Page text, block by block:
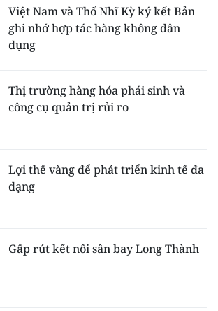
Việt Nam và Thổ Nhĩ Kỳ ký kết Bản
ghi nhớ hợp tác hàng không dân
dụng
Thị trường hàng hóa phái sinh và
công cụ quản trị rủi ro
Lợi thế vàng để phát triển kinh tế đa
dạng
Gấp rút kết nối sân bay Long Thành